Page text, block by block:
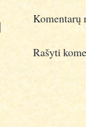
Komentarų
Rašyti